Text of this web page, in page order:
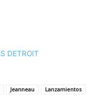
Jeanneau Lanzamientos